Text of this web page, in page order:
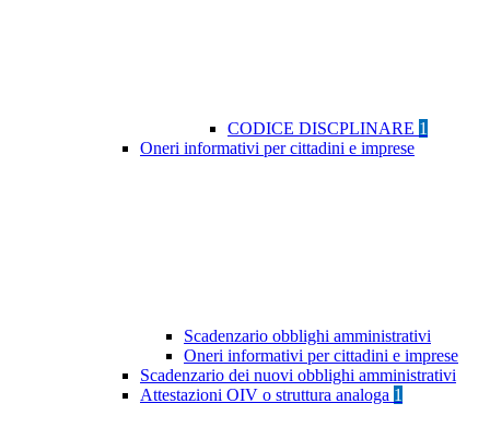
CODICE DISCPLINARE 1
Oneri informativi per cittadini e imprese
Scadenzario obblighi amministrativi
Oneri informativi per cittadini e imprese
Scadenzario dei nuovi obblighi amministrativi
Attestazioni OIV o struttura analoga 1